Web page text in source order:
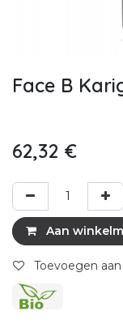
Face B
62,32 €
Aan
Toevoegen